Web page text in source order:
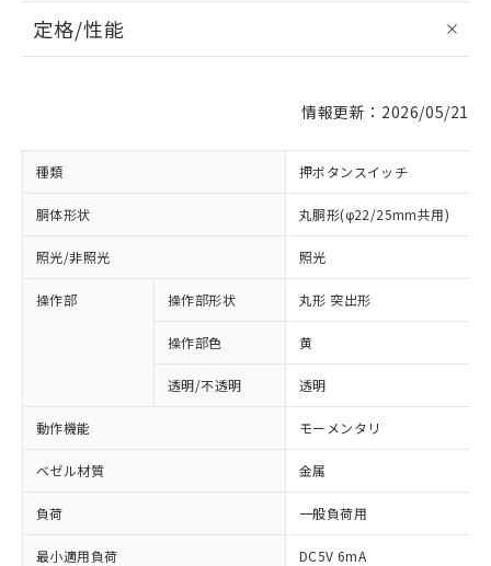
定格/性能
情報更新：2026/05/21
種類 押ボタンスイッチ
胴体形状 丸胴形(φ22/25mm共用)
照光/非照光 照光
操作部 操作部形状 丸形 突出形
操作部色 黄
透明/不透明 透明
動作機能 モーメンタリ
ベゼル材質 金属
負荷 一般負荷用
最小適用負荷 DC5V 6mA